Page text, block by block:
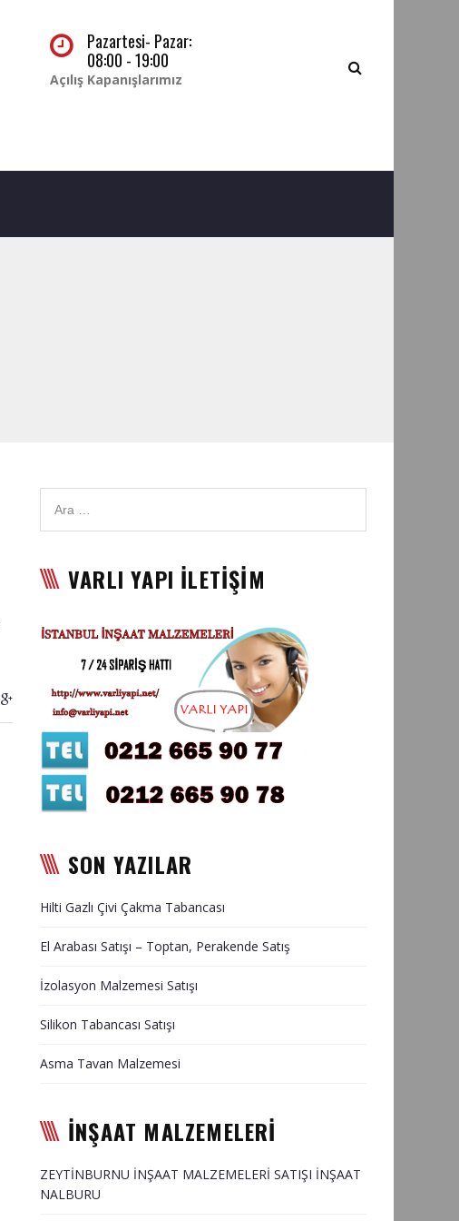
Pazartesi- Pazar:
08:00 - 19:00
Açılış Kapanışlarımız
VARLI YAPI İLETİŞİM
SON YAZILAR
Hilti Gazlı Çivi Çakma Tabancası
El Arabası Satışı – Toptan, Perakende Satış
İzolasyon Malzemesi Satışı
Silikon Tabancası Satışı
Asma Tavan Malzemesi
İNŞAAT MALZEMELERİ
ZEYTİNBURNU İNŞAAT MALZEMELERİ SATIŞI İNŞAAT
NALBURU